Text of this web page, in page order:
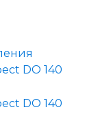
DO 140